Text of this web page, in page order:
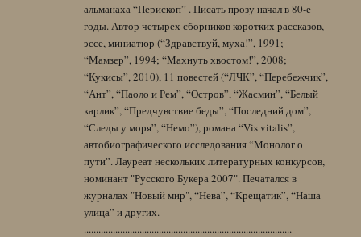
альманаха “Перископ” . Писать прозу начал в 80-е
годы. Автор четырех сборников коротких рассказов,
эссе, миниатюр (“Здравствуй, муха!”, 1991;
“Мамзер”, 1994; “Махнуть хвостом!”, 2008;
“Кукисы”, 2010), 11 повестей (“ЛЧК”, “Перебежчик”,
“Ант”, “Паоло и Рем”, “Остров”, “Жасмин”, “Белый
карлик”, “Предчувствие беды”, “Последний дом”,
“Следы у моря”, “Немо”), романа “Vis vitalis”,
автобиографического исследования “Монолог о
пути”. Лауреат нескольких литературных конкурсов,
номинант "Русского Букера 2007". Печатался в
журналах "Новый мир", “Нева”, “Крещатик”, “Наша
улица” и других.
......................................................................................